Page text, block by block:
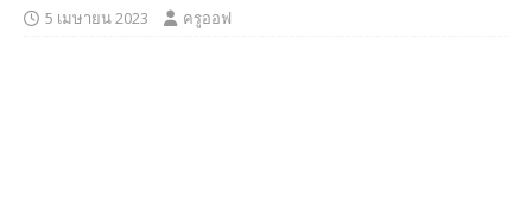
5 เมษายน 2023 ครูออฟ